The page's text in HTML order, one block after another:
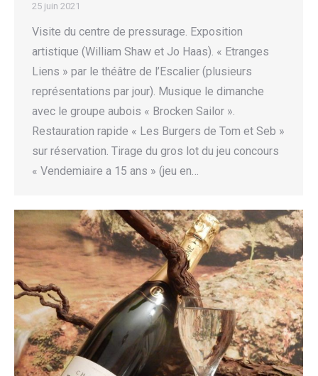
25 juin 2021
Visite du centre de pressurage. Exposition
artistique (William Shaw et Jo Haas). « Etranges
Liens » par le théâtre de l’Escalier (plusieurs
représentations par jour). Musique le dimanche
avec le groupe aubois « Brocken Sailor ».
Restauration rapide « Les Burgers de Tom et Seb »
sur réservation. Tirage du gros lot du jeu concours
« Vendemiaire a 15 ans » (jeu en…